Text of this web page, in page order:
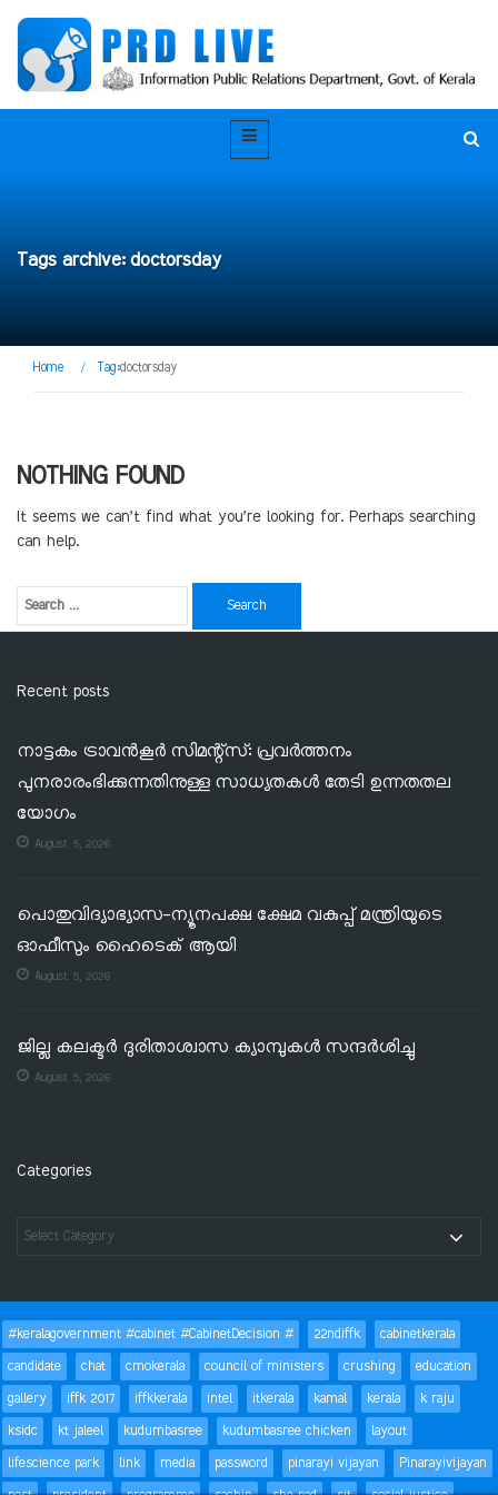
Tags archive: doctorsday
Home / Tag:doctorsday
NOTHING FOUND
It seems we can’t find what you’re looking for. Perhaps searching
can help.
Recent posts
നാട്ടകം ട്രാവൻകൂർ സിമന്റ്‌സ്: പ്രവർത്തനം
പുനരാരംഭിക്കുന്നതിനുള്ള സാധ്യതകൾ തേടി ഉന്നതതല
യോഗം
August 5, 2026
പൊതുവിദ്യാഭ്യാസ-ന്യൂനപക്ഷ ക്ഷേമ വകുപ്പ് മന്ത്രിയുടെ
ഓഫീസും ഹൈടെക് ആയി
August 5, 2026
ജില്ല കലക്ടര്‍ ദുരിതാശ്വാസ ക്യാമ്പുകള്‍ സന്ദര്‍ശിച്ചു
August 5, 2026
Categories
#keralagovernment #cabinet #CabinetDecision # 22ndiffk
cabinetkerala
candidate
chat cmokerala council of ministers crushing
education
gallery
iffk 2017 iffkkerala intel itkerala kamal kerala
k raju
ksidc
kt jaleel kudumbasree kudumbasree chicken
layout
lifescience park
link media password pinarayi vijayan
Pinarayivijayan